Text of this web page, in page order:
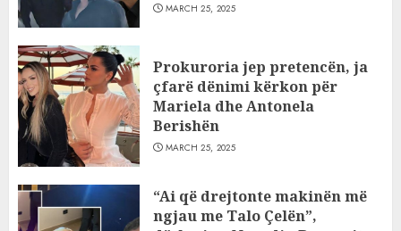
MARCH 25, 2025
Prokuroria jep pretencën, ja
çfarë dënimi kërkon për
Mariela dhe Antonela
Berishën
MARCH 25, 2025
“Ai që drejtonte makinën më
ngjau me Talo Çelën”,